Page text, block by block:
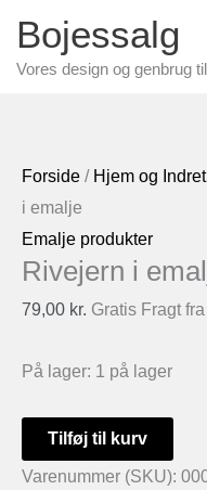
indholdet
Bojessalg
Vores design og genbrug
Forside / Hjem og
i emalje
Emalje produkter
Rivejern i
79,00 kr. Gratis Fragt
På lager: 1 på lager
Rivejern
i
Tilføj til kurv
Varenummer (SKU):